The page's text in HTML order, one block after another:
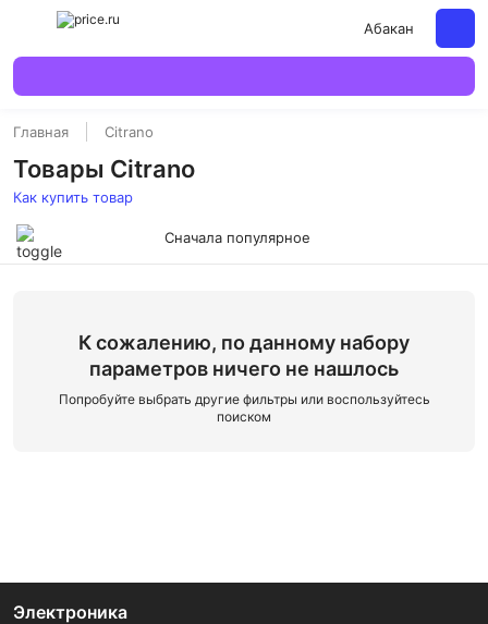
Абакан
Главная Citrano
Товары Citrano
Как купить товар
Сначала популярное
К сожалению, по данному набору
параметров ничего не нашлось
Попробуйте выбрать другие фильтры или воспользуйтесь
поиском
Электроника